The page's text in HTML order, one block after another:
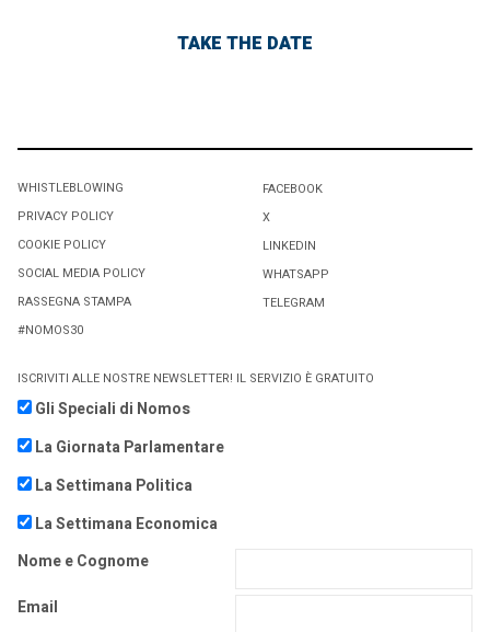
TAKE THE DATE
WHISTLEBLOWING
PRIVACY POLICY
COOKIE POLICY
SOCIAL MEDIA POLICY
RASSEGNA STAMPA
#NOMOS30
FACEBOOK
X
LINKEDIN
WHATSAPP
TELEGRAM
ISCRIVITI ALLE NOSTRE NEWSLETTER! IL SERVIZIO È GRATUITO
Gli Speciali di Nomos
La Giornata Parlamentare
La Settimana Politica
La Settimana Economica
Nome e Cognome
Email